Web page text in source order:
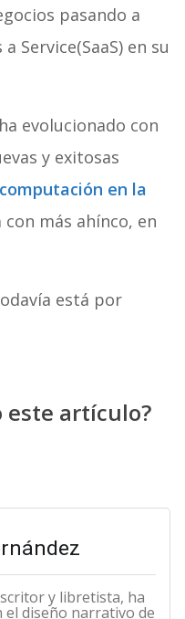
pasando a
Service(SaaS) en su
evolucionado con
y exitosas
computación en la
más ahínco, en
está por
este artículo?
y libretista, ha
el diseño narrativo de